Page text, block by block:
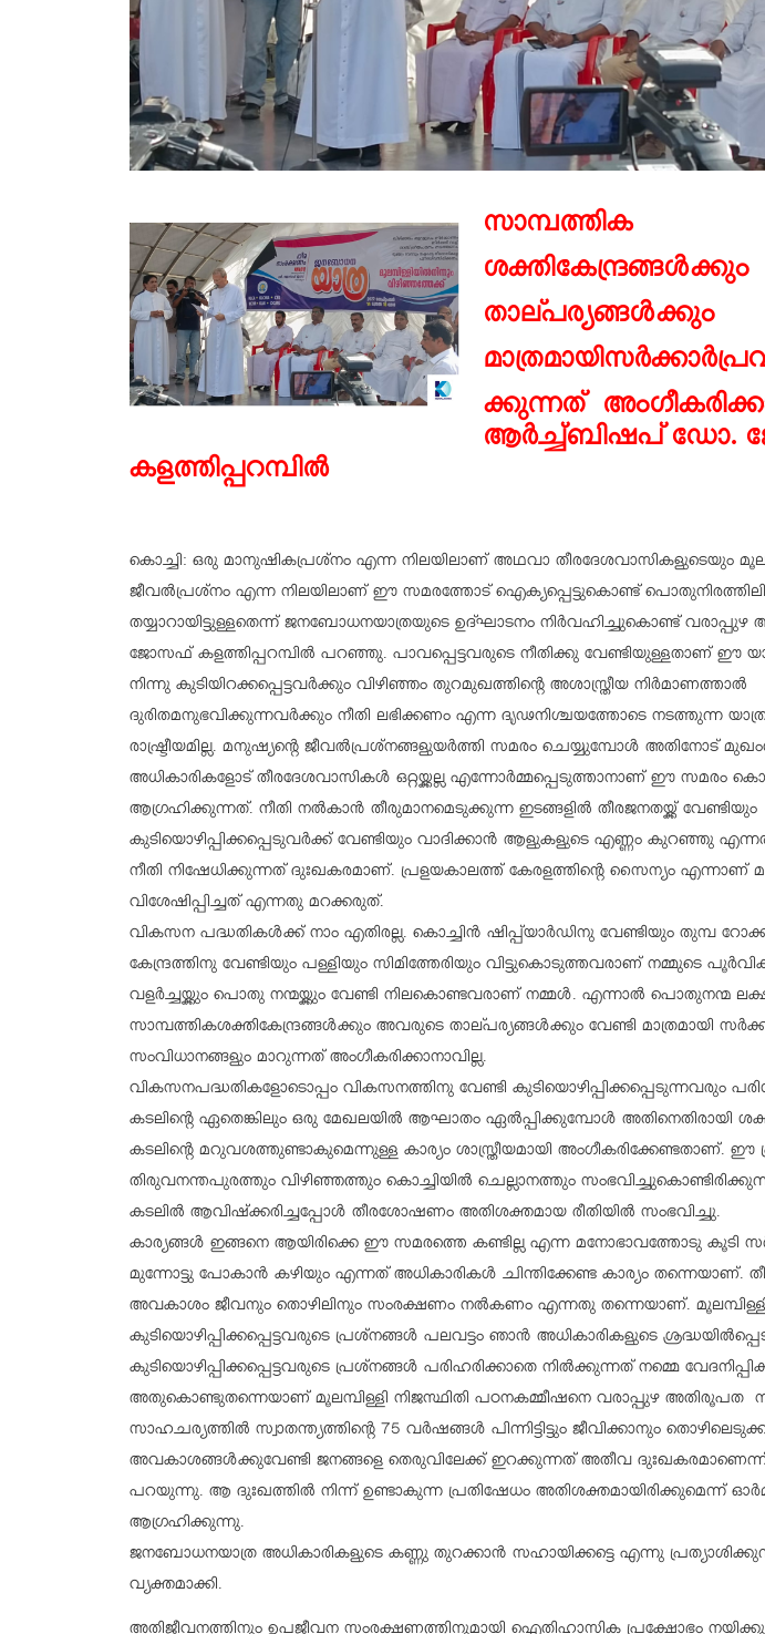
സാമ്പത്തിക
ശക്തികേന്ദ്രങ്ങള്‍ക്കും
താല്പര്യങ്ങള്‍ക്കും
ക്കുന്നത് അംഗീക
ആര്‍ച്ച്ബിഷപ് ഡോ.
കളത്തിപ്പറമ്പില്‍
കൊച്ചി: ഒരു മാനുഷികപ്രശ്‌നം എന്ന നിലയിലാണ് അഥവാ തീരദേശവാസികളുടെയും
ജീവല്‍പ്രശ്‌നം എന്ന നിലയിലാണ് ഈ സമരത്തോട് ഐക്യപ്പെട്ടുകൊണ്ട്
തയ്യാറായിട്ടുള്ളതെന്ന് ജനബോധനയാത്രയുടെ ഉദ്ഘാടനം നിര്‍വഹിച്ചുകൊണ്ട്
ജോസഫ് കളത്തിപ്പറമ്പില്‍ പറഞ്ഞു. പാവപ്പെട്ടവരുടെ നീതിക്കു വേണ്ടിയുള്ളതാണ് ഈ
നിന്നു കുടിയിറക്കപ്പെട്ടവര്‍ക്കും വിഴിഞ്ഞം തുറമുഖത്തിന്റെ അശാസ്ത്രീയ നിര്‍മാണത്താല്‍
ദുരിതമനുഭവിക്കുന്നവര്‍ക്കും നീതി ലഭിക്കണം എന്ന ദൃഢനിശ്ചയത്തോടെ നടത്തുന്ന
രാഷ്ട്രീയമില്ല. മനുഷ്യന്റെ ജീവല്‍പ്രശ്‌നങ്ങളുയര്‍ത്തി സമരം ചെയ്യുമ്പോള്‍ അതിനോട്
അധികാരികളോട് തീരദേശവാസികള്‍ ഒറ്റയ്ക്കല്ല എന്നോര്‍മ്മപ്പെടുത്താനാണ് ഈ സമരം
ആഗ്രഹിക്കുന്നത്. നീതി നല്‍കാന്‍ തീരുമാനമെടുക്കുന്ന ഇടങ്ങളില്‍ തീരജനതയ്ക്ക് വേണ്ടിയും
കുടിയൊഴിപ്പിക്കപ്പെടുവര്‍ക്ക് വേണ്ടിയും വാദിക്കാന്‍ ആളുകളുടെ എണ്ണം കുറഞ്ഞു
നീതി നിഷേധിക്കുന്നത് ദുഃഖകരമാണ്. പ്രളയകാലത്ത് കേരളത്തിന്റെ സൈന്യം എന്നാണ്
വിശേഷിപ്പിച്ചത് എന്നതു മറക്കരുത്.
വികസന പദ്ധതികള്‍ക്ക് നാം എതിരല്ല. കൊച്ചിന്‍ ഷിപ്പ്‌യാര്‍ഡിനു വേണ്ടിയും തുമ്പ
കേന്ദ്രത്തിനു വേണ്ടിയും പള്ളിയും സിമിത്തേരിയും വിട്ടുകൊടുത്തവരാണ് നമ്മുടെ
വളര്‍ച്ചയ്ക്കും പൊതു നന്മയ്ക്കും വേണ്ടി നിലകൊണ്ടവരാണ് നമ്മള്‍. എന്നാല്‍ പൊതുനന്മ
സാമ്പത്തികശക്തികേന്ദ്രങ്ങള്‍ക്കും അവരുടെ താല്പര്യങ്ങള്‍ക്കും വേണ്ടി മാത്രമായി
സംവിധാനങ്ങളും മാറുന്നത് അംഗീകരിക്കാനാവില്ല.
വികസനപദ്ധതികളോടൊപ്പം വികസനത്തിനു വേണ്ടി കുടിയൊഴിപ്പിക്കപ്പെടുന്നവരും
കടലിന്റെ ഏതെങ്കിലും ഒരു മേഖലയില്‍ ആഘാതം ഏല്‍പ്പിക്കുമ്പോള്‍ അതിനെതിരായി
കടലിന്റെ മറുവശത്തുണ്ടാകുമെന്നുള്ള കാര്യം ശാസ്ത്രീയമായി അംഗീകരിക്കേണ്ടതാണ്. ഈ
തിരുവനന്തപുരത്തും വിഴിഞ്ഞത്തും കൊച്ചിയില്‍ ചെല്ലാനത്തും
കടലില്‍ ആവിഷ്‌ക്കരിച്ചപ്പോള്‍ തീരശോഷണം അതിശക്തമായ രീതിയില്‍ സംഭവിച്ചു.
കാര്യങ്ങള്‍ ഇങ്ങനെ ആയിരിക്കെ ഈ സമരത്തെ കണ്ടില്ല എന്ന മനോഭാവത്തോടു കൂടി
മുന്നോട്ടു പോകാന്‍ കഴിയും എന്നത് അധികാരികള്‍ ചിന്തിക്കേണ്ട കാര്യം തന്നെയാണ്.
അവകാശം ജീവനും തൊഴിലിനും സംരക്ഷണം നല്‍കണം എന്നതു തന്നെയാണ്.
കുടിയൊഴിപ്പിക്കപ്പെട്ടവരുടെ പ്രശ്‌നങ്ങള്‍ പലവട്ടം ഞാന്‍ അധികാരികളുടെ
കുടിയൊഴിപ്പിക്കപ്പെട്ടവരുടെ പ്രശ്‌നങ്ങള്‍ പരിഹരിക്കാതെ നില്‍ക്കുന്നത് നമ്മെ
അതുകൊണ്ടുതന്നെയാണ് മൂലമ്പിള്ളി നിജസ്ഥിതി പഠനകമ്മീഷനെ വരാപ്പുഴ അതിരൂപത
സാഹചര്യത്തില്‍ സ്വാതന്ത്യത്തിന്റെ 75 വര്‍ഷങ്ങള്‍ പിന്നിട്ടിട്ടും ജീവിക്കാനും
അവകാശങ്ങള്‍ക്കുവേണ്ടി ജനങ്ങളെ തെരുവിലേക്ക് ഇറക്കുന്നത് അതീവ ദുഃഖകരമാണെന്ന്
പറയുന്നു. ആ ദുഃഖത്തില്‍ നിന്ന് ഉണ്ടാകുന്ന പ്രതിഷേധം അതിശക്തമായിരിക്കുമെന്ന്
ആഗ്രഹിക്കുന്നു.
ജനബോധനയാത്ര അധികാരികളുടെ കണ്ണു തുറക്കാന്‍ സഹായിക്കട്ടെ എന്നു
വ്യക്തമാക്കി.